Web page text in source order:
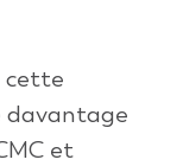
cette
davantage
et